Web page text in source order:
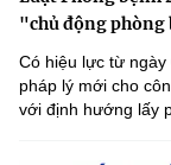
"chủ động phòng
Có hiệu lực từ
pháp lý mới cho
với định hướng lấy